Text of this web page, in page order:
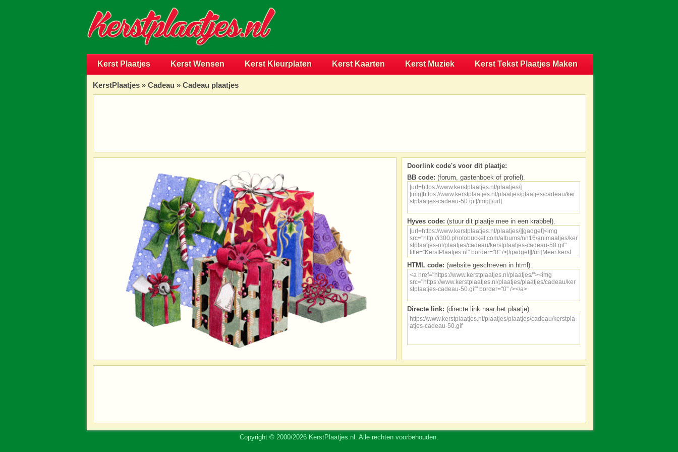
Kerst Plaatjes Kerst Wensen Kerst Kleurplaten Kerst Kaarten Kerst Muziek Kerst Tekst Plaatjes Maken
KerstPlaatjes » Cadeau » Cadeau plaatjes
Doorlink code's voor dit plaatje:
BB code: (forum, gastenboek of profiel).
Hyves code: (stuur dit plaatje mee in een krabbel).
HTML code: (website geschreven in html).
Directe link: (directe link naar het plaatje).
Copyright © 2000/2026 KerstPlaatjes.nl. Alle rechten voorbehouden.